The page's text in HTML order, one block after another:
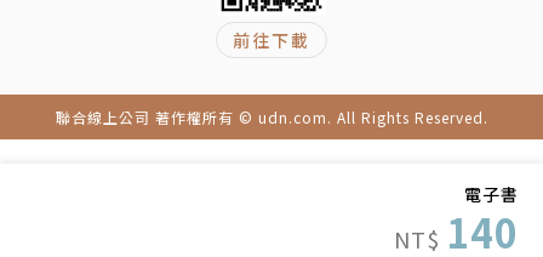
電子書
NT$ 140
前往下載
聯合線上公司 著作權所有 © udn.com. All Rights Reserved.